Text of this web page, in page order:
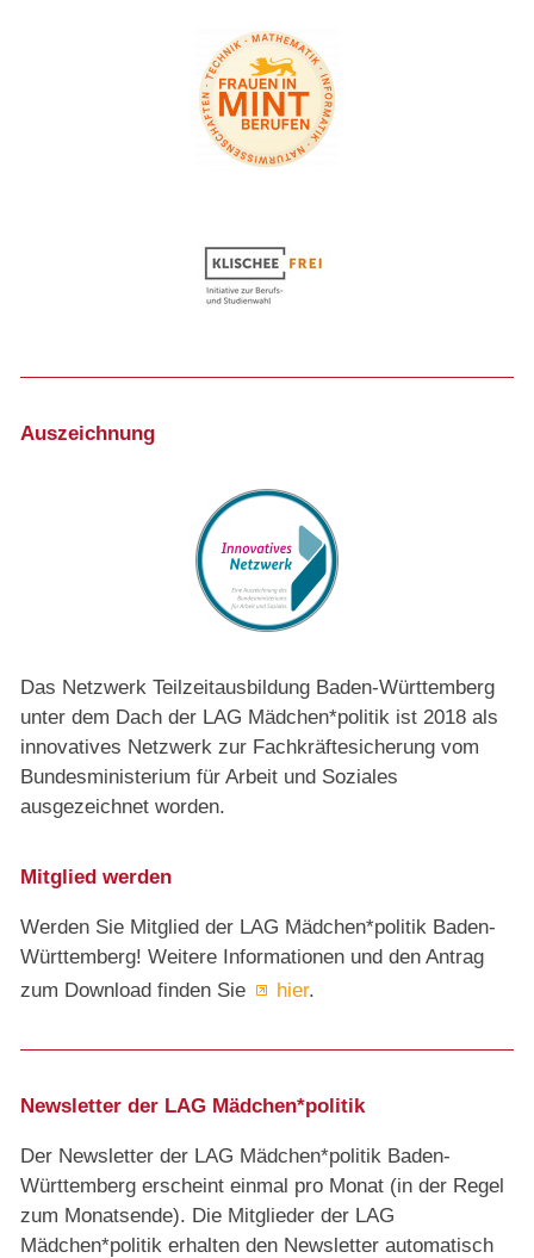
Auszeichnung
Das Netzwerk Teilzeitausbildung Baden-Württemberg
unter dem Dach der LAG Mädchen*politik ist 2018 als
innovatives Netzwerk zur Fachkräftesicherung vom
Bundesministerium für Arbeit und Soziales
ausgezeichnet worden.
Mitglied werden
Werden Sie Mitglied der LAG Mädchen*politik Baden-
Württemberg! Weitere Informationen und den Antrag
zum Download finden Sie
hier.
Newsletter der LAG Mädchen*politik
Der Newsletter der LAG Mädchen*politik Baden-
Württemberg erscheint einmal pro Monat (in der Regel
zum Monatsende). Die Mitglieder der LAG
Mädchen*politik erhalten den Newsletter automatisch